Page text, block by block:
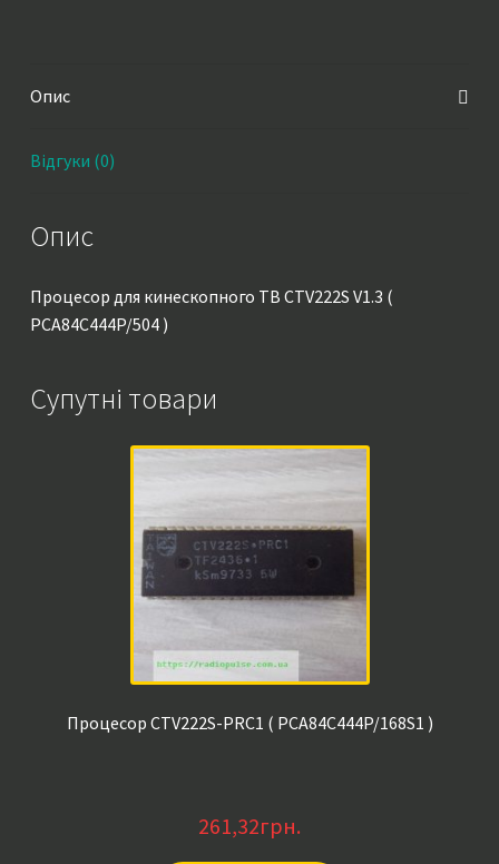
Опис
Відгуки (0)
Опис
Процесор для кинескопного ТВ CTV222S V1.3 (
PCA84C444P/504 )
Супутні товари
Процесор CTV222S-PRC1 ( PCA84C444P/168S1 )
261,32грн.